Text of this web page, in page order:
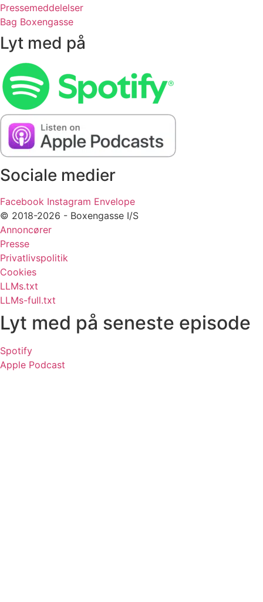
Pressemeddelelser
Bag Boxengasse
Lyt med på
Sociale medier
Facebook Instagram Envelope
© 2018-2026 - Boxengasse I/S
Annoncører
Presse
Privatlivspolitik
Cookies
LLMs.txt
LLMs-full.txt
Lyt med på seneste episode
Spotify
Apple Podcast